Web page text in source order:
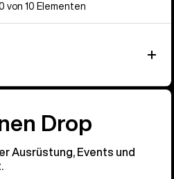
von 10 Elementen
Drop
Ausrüstung, Events und